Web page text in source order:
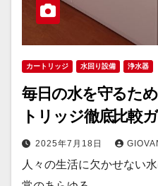
カートリッジ 水回り設備 浄水器
毎日の水を守るた
トリッジ徹底比較
2025年7月18日
人々の生活に欠かせない